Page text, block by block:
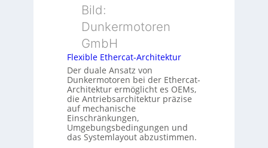
e
w
a
c
h
u
n
g
s
s
u
n
g
u
n
e
t
y
p
s
o
r
g
t
Bild:
Dunkermotoren
GmbH
Flexible Ethercat-Architektur
Der duale Ansatz von
Dunkermotoren bei der Ethercat-
Architektur ermöglicht es OEMs,
die Antriebsarchitektur präzise
auf mechanische
Einschränkungen,
Umgebungsbedingungen und
das Systemlayout abzustimmen.